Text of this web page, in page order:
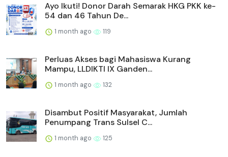
Ayo Ikuti! Donor Darah Semarak HKG PKK ke-
54 dan 46 Tahun De...
1 month ago 119
Perluas Akses bagi Mahasiswa Kurang
Mampu, LLDIKTI IX Ganden...
1 month ago 132
Disambut Positif Masyarakat, Jumlah
Penumpang Trans Sulsel C...
1 month ago 125